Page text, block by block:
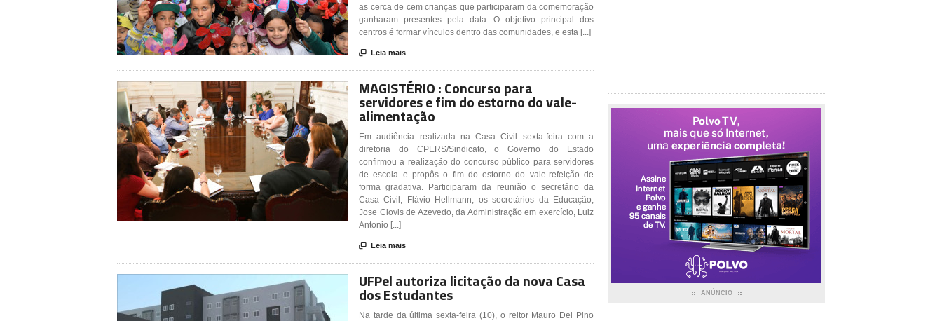
as cerca de cem crianças que participaram da comemoração
ganharam presentes pela data. O objetivo principal dos
centros é formar vínculos dentro das comunidades, e esta [...]
 Leia mais
MAGISTÉRIO : Concurso para
servidores e fim do estorno do vale-
alimentação
Em audiência realizada na Casa Civil sexta-feira com a
diretoria do CPERS/Sindicato, o Governo do Estado
confirmou a realização do concurso público para servidores
de escola e propôs o fim do estorno do vale-refeição de
forma gradativa. Participaram da reunião o secretário da
Casa Civil, Flávio Hellmann, os secretários da Educação,
Jose Clovis de Azevedo, da Administração em exercício, Luiz
Antonio [...]
 Leia mais
UFPel autoriza licitação da nova Casa
dos Estudantes
Na tarde da última sexta-feira (10), o reitor Mauro Del Pino
ANÚNCIO